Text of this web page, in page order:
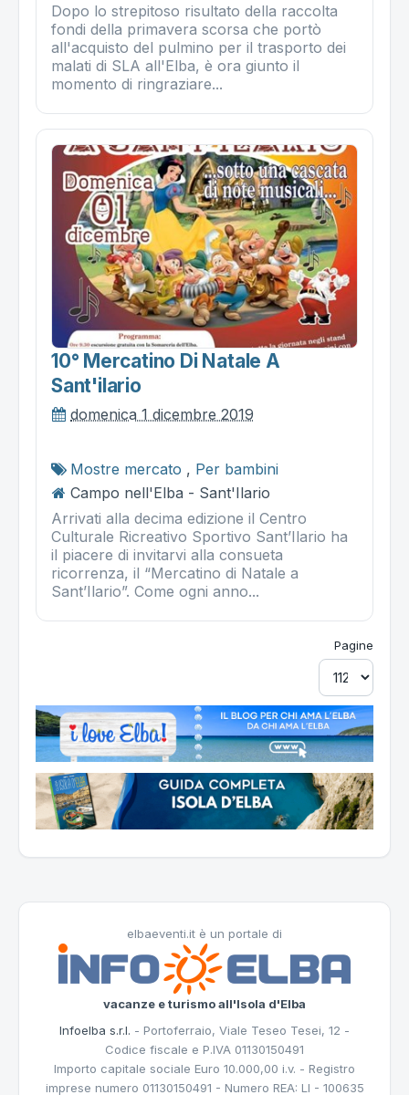
Dopo lo strepitoso risultato della raccolta
fondi della primavera scorsa che portò
all'acquisto del pulmino per il trasporto dei
malati di SLA all'Elba, è ora giunto il
momento di ringraziare...
10° Mercatino Di Natale A
Sant'ilario
domenica 1 dicembre 2019
Mostre mercato , Per bambini
Campo nell'Elba - Sant'Ilario
Arrivati alla decima edizione il Centro
Culturale Ricreativo Sportivo Sant’Ilario ha
il piacere di invitarvi alla consueta
ricorrenza, il “Mercatino di Natale a
Sant’Ilario”. Come ogni anno...
Pagine
elbaeventi.it è un portale di
vacanze e turismo all'Isola d'Elba
Infoelba s.r.l. - Portoferraio, Viale Teseo Tesei, 12 -
Codice fiscale e P.IVA 01130150491
Importo capitale sociale Euro 10.000,00 i.v. - Registro
imprese numero 01130150491 - Numero REA: LI - 100635